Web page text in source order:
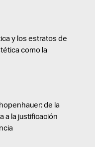
y los estratos de
como la
de la
a la justificación